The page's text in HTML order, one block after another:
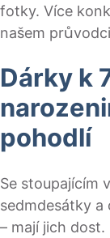
fotky. Více
našem průvodci
Dárky k
pohodlí
Se stoupajícím
sedmdesátky
– mají jich